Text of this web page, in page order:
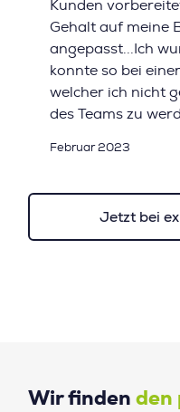
Kunden
Gehalt auf meine
angepasst...Ich
konnte so bei
welcher ich nicht
des Teams zu
Februar 2023
Jetzt bei
Wir finden den